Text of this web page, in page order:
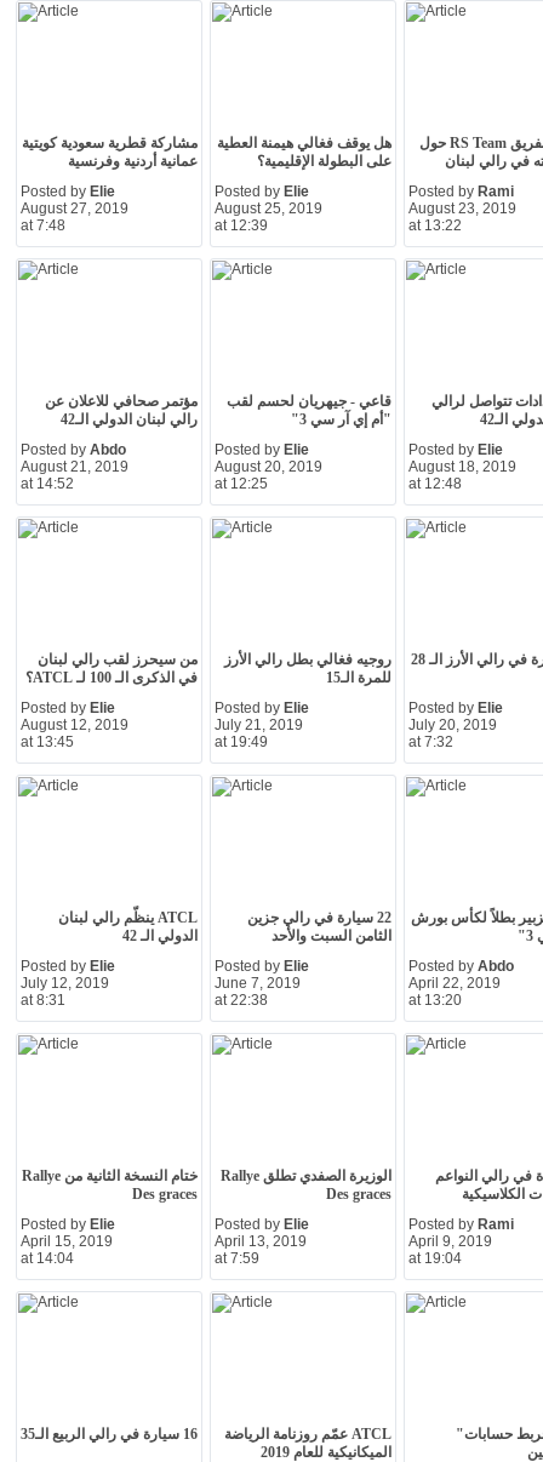
مشاركة قطرية سعودية كويتية
عمانية أردنية وفرنسية
Posted by Elie
August 27, 2019
at 7:48
هل يوقف فغالي هيمنة العطية
على البطولة الإقليمية؟
Posted by Elie
August 25, 2019
at 12:39
مؤتمر لفريق RS Team حول
في رالي لبنان
Posted by Rami
August 23, 2019
at 13:22
مؤتمر صحافي للاعلان عن
رالي لبنان الدولي الـ42
Posted by Abdo
August 21, 2019
at 14:52
قاعي - جيهريان لحسم لقب
"أم إي آر سي 3"
Posted by Elie
August 20, 2019
at 12:25
تتواصل لرالي
الـ42
Posted by Elie
August 18, 2019
at 12:48
من سيحرز لقب رالي لبنان
في الذكرى الـ 100 لـ ATCL؟
Posted by Elie
August 12, 2019
at 13:45
روجيه فغالي بطل رالي الأرز
للمرة الـ15
Posted by Elie
July 21, 2019
at 19:49
Posted by Elie
July 20, 2019
at 7:32
ATCL ينظّم رالي لبنان
الدولي الـ 42
Posted by Elie
July 12, 2019
at 8:31
22 سيارة في رالي جزين
الثامن السبت والأحد
Posted by Elie
June 7, 2019
at 22:38
بطلاً لكأس بورش
Posted by Abdo
April 22, 2019
at 13:20
ختام النسخة الثانية من Rallye
Des graces
Posted by Elie
April 15, 2019
at 14:04
الوزيرة الصفدي تطلق Rallye
Des graces
Posted by Elie
April 13, 2019
at 7:59
في رالي النواعم
الكلاسيكية
Posted by Rami
April 9, 2019
at 19:04
16 سيارة في رالي الربيع الـ35
ATCL عمّم روزنامة الرياضة
الميكانيكية للعام 2019
حسابات"